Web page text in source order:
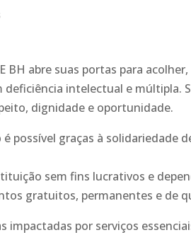
BH abre suas portas para
deficiência intelectual e múltipla.
dignidade e oportunidade.
é possível graças à
sem fins lucrativos e
gratuitos, permanentes e de
impactadas por serviços